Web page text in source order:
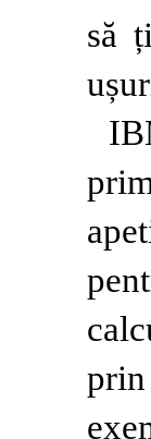
să